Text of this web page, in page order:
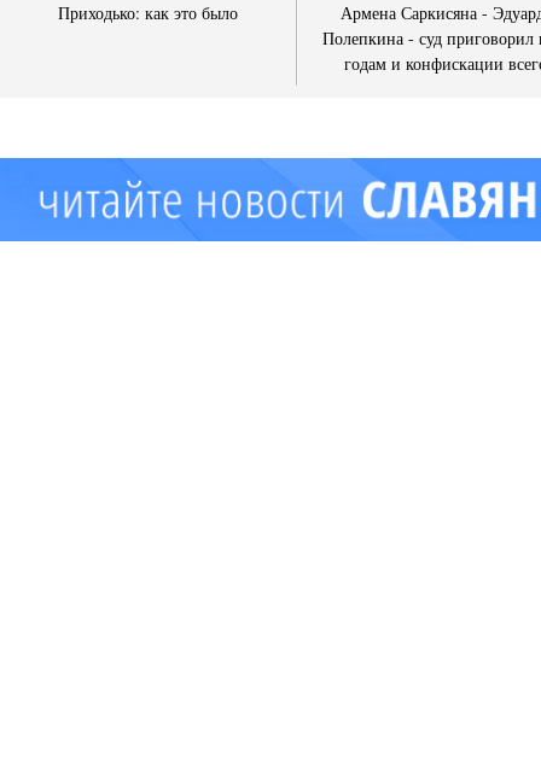
Приходько: как это было
Армена Саркисяна -
Полепкина - суд приговорил
годам и конфискации